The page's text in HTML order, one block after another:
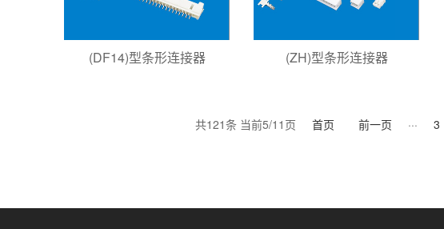
(DF14)型条形连接器 (ZH)型条形连接器
共121条 当前5/11页 首页 前一页 ··· 3